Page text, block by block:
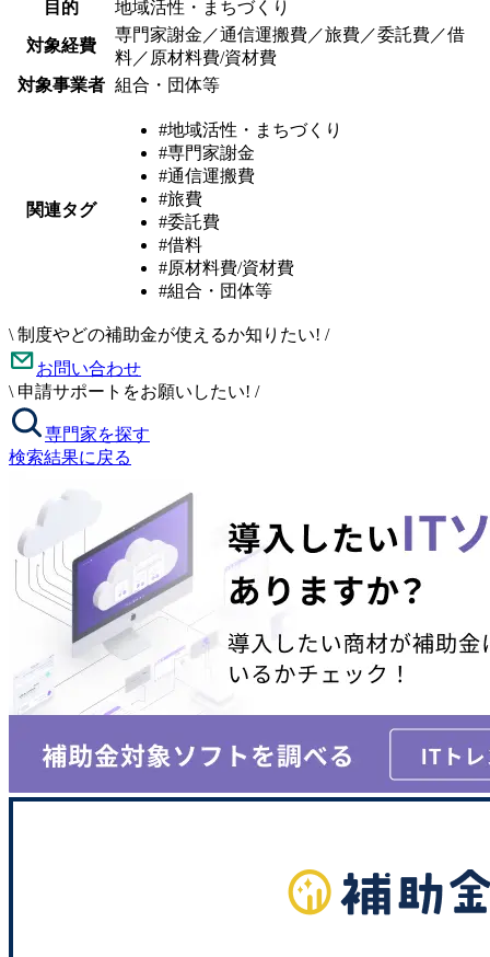
目的
地域活性・まちづくり
対象経費
専門家謝金／通信運搬費／旅費／委託費／借
料／原材料費/資材費
対象事業者 組合・団体等
関連タグ
#地域活性・まちづくり
#専門家謝金
#通信運搬費
#旅費
#委託費
#借料
#原材料費/資材費
#組合・団体等
\ 制度やどの補助金が使えるか知りたい! /
お問い合わせ
\ 申請サポートをお願いしたい! /
専門家を探す
検索結果に戻る